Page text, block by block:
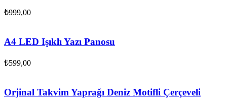
₺999,00
A4 LED Işıklı Yazı Panosu
₺599,00
Orjinal Takvim Yaprağı Deniz Motifli Çerçeveli